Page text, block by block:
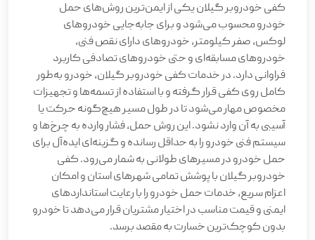
کفی خودروبر گیلان یکی از ایمن‌ترین روش‌های حمل
خودرو محسوب می‌شود و برای جابه‌جایی خودروهای
لوکس، صفر کیلومتر، خودروهای دارای نقص فنی،
خودروهای مسابقه‌ای و حتی خودروهای تصادفی کاربرد
فراوانی دارد. در خدمات کفی خودروبر گیلان، خودرو به‌طور
کامل روی کفی قرار گرفته و با استفاده از تسمه‌ها و تجهیزات
مخصوص مهار می‌شود تا در طول مسیر هیچ‌گونه حرکت یا
آسیبی به آن وارد نشود. این روش حمل، فشار وارده به چرخ‌ها و
سیستم فنی خودرو را به حداقل رسانده و گزینه‌ای ایده‌آل برای
حمل خودرو در مسیرهای طولانی به شمار می‌رود. کفی
خودروبر گیلان با پوشش تمامی شهرهای استان و امکان
اعزام سریع، خدمات حمل خودرو را با رعایت استانداردهای
ایمنی و قیمت مناسب در اختیار مشتریان قرار می‌دهد تا خودرو
بدون کوچک‌ترین خسارت به مقصد برسد.